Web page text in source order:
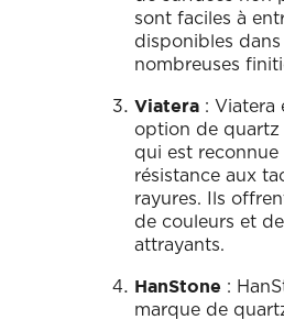
sont faciles à
disponibles dans
nombreuses
Viatera: Viatera
option de quartz
qui est reconnue
résistance aux
rayures. Ils
de couleurs et
attrayants.
HanStone :
marque de